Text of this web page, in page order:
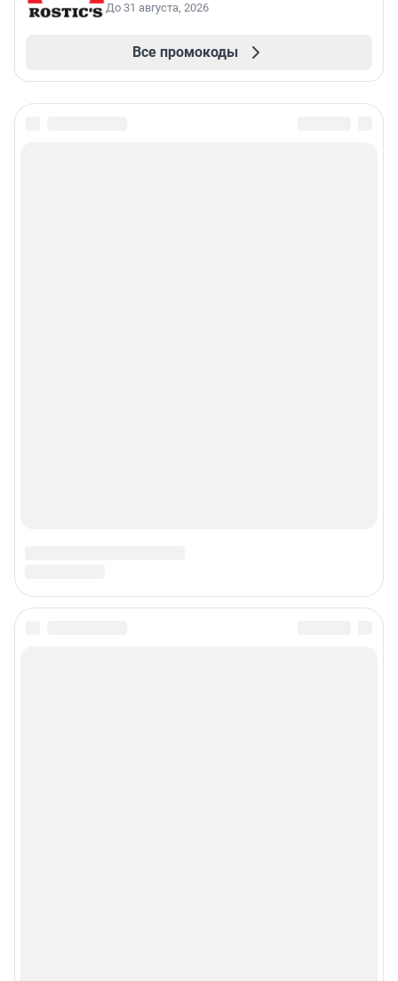
До 31 августа, 2026
Все промокоды